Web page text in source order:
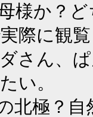
様か？
際に観
さん、
い。
北極？自